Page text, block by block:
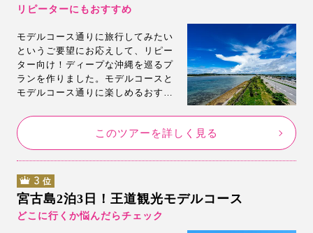
リピーターにもおすすめ
モデルコース通りに旅行してみたい
というご要望にお応えして、リピー
ター向け！ディープな沖縄を巡るプ
ランを作りました。モデルコースと
モデルコース通りに楽しめるおすす
た。モデルコースのスポットもご紹
介。是非このプランで沖縄旅行満喫
してください。
このツアーを詳しく見る
3 位
宮古島2泊3日！王道観光モデルコース
どこに行くか悩んだらチェック